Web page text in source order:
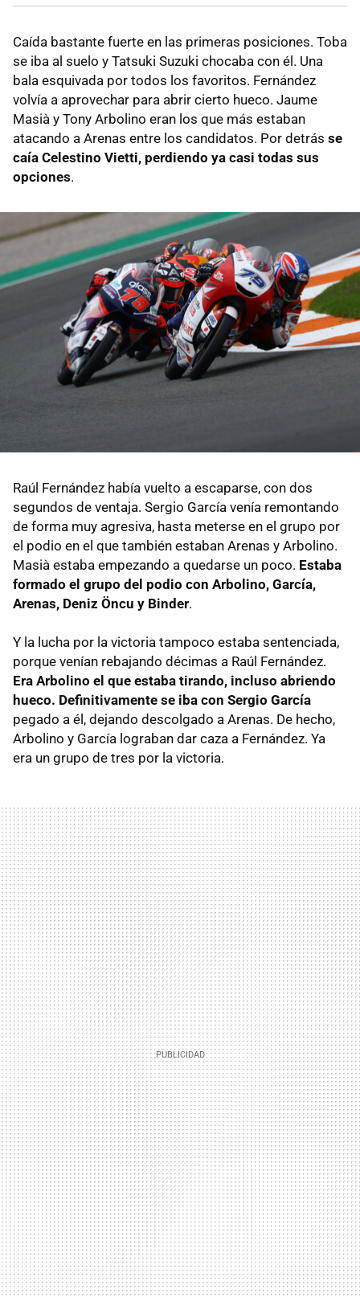
Caída bastante fuerte en las primeras posiciones. Toba
se iba al suelo y Tatsuki Suzuki chocaba con él. Una
bala esquivada por todos los favoritos. Fernández
volvía a aprovechar para abrir cierto hueco. Jaume
Masià y Tony Arbolino eran los que más estaban
atacando a Arenas entre los candidatos. Por detrás se
caía Celestino Vietti, perdiendo ya casi todas sus
opciones.
Raúl Fernández había vuelto a escaparse, con dos
segundos de ventaja. Sergio García venía remontando
de forma muy agresiva, hasta meterse en el grupo por
el podio en el que también estaban Arenas y Arbolino.
Masià estaba empezando a quedarse un poco. Estaba
formado el grupo del podio con Arbolino, García,
Arenas, Deniz Öncu y Binder.
Y la lucha por la victoria tampoco estaba sentenciada,
porque venían rebajando décimas a Raúl Fernández.
Era Arbolino el que estaba tirando, incluso abriendo
hueco. Definitivamente se iba con Sergio García
pegado a él, dejando descolgado a Arenas. De hecho,
Arbolino y García lograban dar caza a Fernández. Ya
era un grupo de tres por la victoria.